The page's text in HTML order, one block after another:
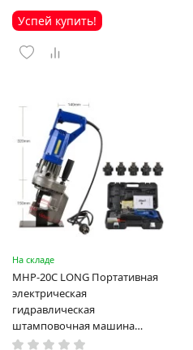
Успей купить!
На складе
MHP-20C LONG Портативная
электрическая
гидравлическая
штамповочная машина
высокая мощность и мощный